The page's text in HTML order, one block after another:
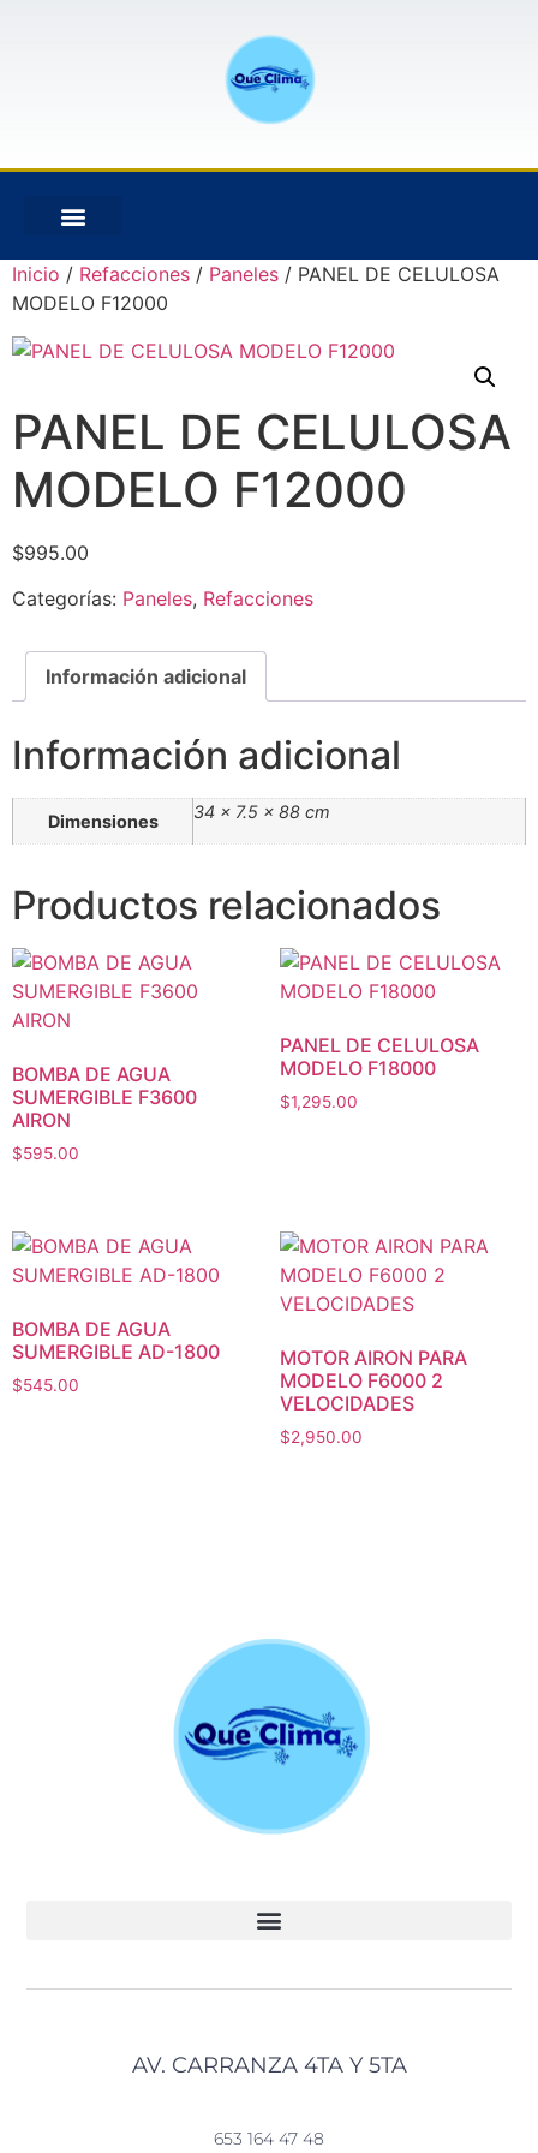
Inicio / Refacciones / Paneles / PANEL DE CELULOSA
MODELO F12000
PANEL DE CELULOSA
MODELO F12000
$995.00
Categorías: Paneles, Refacciones
Información adicional
Información adicional
Dimensiones 34 × 7.5 × 88 cm
Productos relacionados
BOMBA DE AGUA
SUMERGIBLE F3600
AIRON
$595.00
PANEL DE CELULOSA
MODELO F18000
$1,295.00
BOMBA DE AGUA
SUMERGIBLE AD-1800
$545.00
MOTOR AIRON PARA
MODELO F6000 2
VELOCIDADES
$2,950.00
AV. CARRANZA 4TA Y 5TA
653 164 47 48